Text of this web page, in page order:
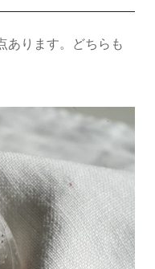
あります。どちらも